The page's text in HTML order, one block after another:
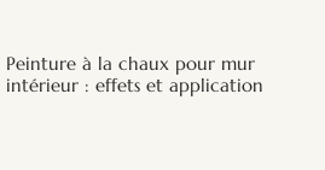
Peinture à la chaux pour mur
intérieur : effets et application